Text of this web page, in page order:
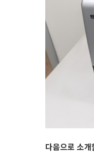
다음으로 소